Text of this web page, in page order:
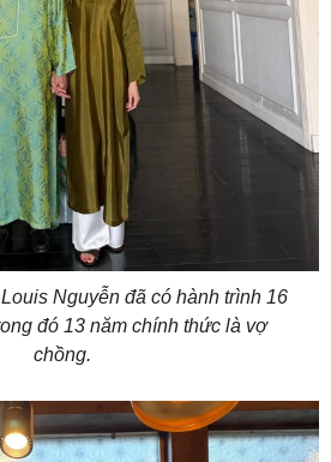
Nguyễn đã có hành trình 16
đó 13 năm chính thức là vợ
chồng.